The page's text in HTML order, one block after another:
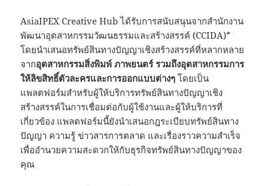
AsiaIPEX Creative Hub ได้รับการสนับสนุนจากสำนักงาน
พัฒนาอุตสาหกรรมวัฒนธรรมและสร้างสรรค์ (CCIDA)*
โดยนำเสนอทรัพย์สินทางปัญญาเชิงสร้างสรรค์ที่หลากหลาย
จากอุตสาหกรรมสิ่งพิมพ์ ภาพยนตร์ รวมถึงอุตสาหกรรมการ
ให้ลิขสิทธิ์ตัวละครและการออกแบบต่างๆ โดยเป็น
แพลตฟอร์มสำหรับผู้ให้บริการทรัพย์สินทางปัญญาเชิง
สร้างสรรค์ในการเชื่อมต่อกับผู้ใช้งานและผู้ให้บริการที่
เกี่ยวข้อง แพลตฟอร์มนี้ยังนำเสนอกฎระเบียบทรัพย์สินทาง
ปัญญา ความรู้ ข่าวสารการตลาด และเรื่องราวความสำเร็จ
เพื่ออำนวยความสะดวกให้กับธุรกิจทรัพย์สินทางปัญญาของ
คุณ